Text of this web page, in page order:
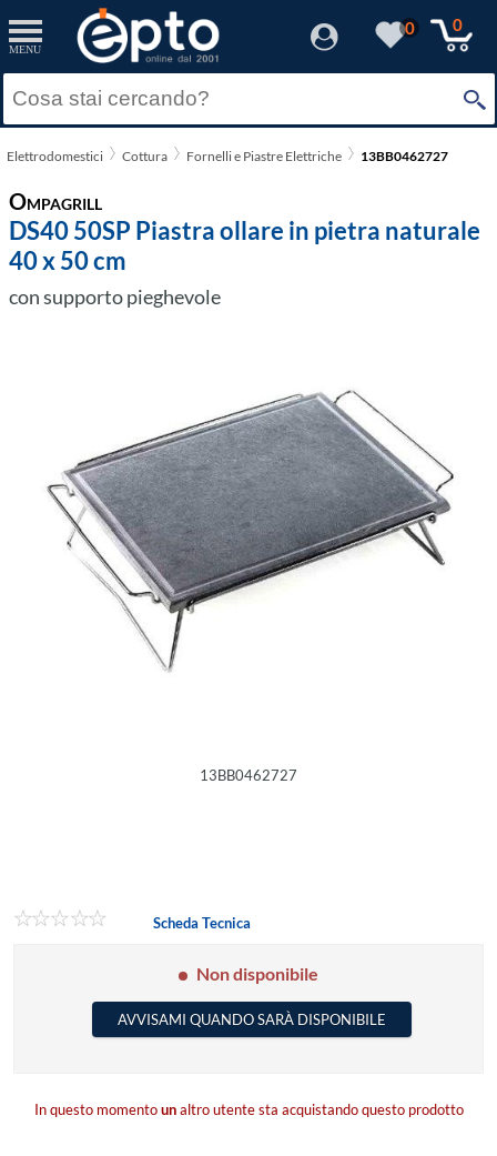
MENU
0 0
Elettrodomestici Cottura Fornelli e Piastre Elettriche 13BB0462727
Ompagrill
DS40 50SP Piastra ollare in pietra naturale
40 x 50 cm
con supporto pieghevole
13BB0462727
Scheda Tecnica
Non disponibile
AVVISAMI QUANDO SARÀ DISPONIBILE
In questo momentounaltro utente sta acquistando questo prodotto